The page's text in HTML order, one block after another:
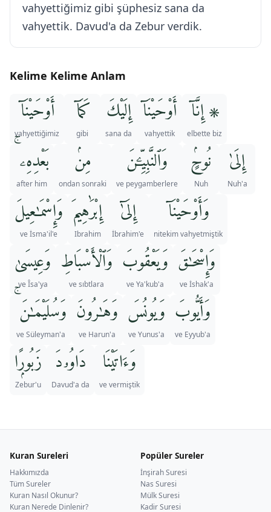
vahyettiğimiz gibi şüphesiz sana da
vahyettik. Davud'a da Zebur verdik.
Kelime Kelime Anlam
۞ إِنَّآ
elbette biz
أَوْحَيْنَآ
vahyettik
إِلَيْكَ
sana da
كَمَآ
gibi
أَوْحَيْنَآ
vahyettiğimiz
إِلَىٰ
Nuh'a
نُوحٍۢ
Nuh
وَٱلنَّبِيِّـۧنَ
ve peygamberlere
مِنۢ
ondan sonraki
بَعْدِهِۦ ۚ
after him
وَأَوْحَيْنَآ
nitekim vahyetmiştik
إِلَىٰٓ
İbrahim'e
إِبْرَٰهِيمَ
Ibrahim
وَإِسْمَـٰعِيلَ
ve İsma'il'e
وَإِسْحَـٰقَ
ve İshak'a
وَيَعْقُوبَ
ve Ya'kub'a
وَٱلْأَسْبَاطِ
ve sıbtlara
وَعِيسَىٰ
ve Îsa'ya
وَأَيُّوبَ
ve Eyyub'a
وَيُونُسَ
ve Yunus'a
وَهَـٰرُونَ
ve Harun'a
وَسُلَيْمَـٰنَ ۚ
ve Süleyman'a
وَءَاتَيْنَا
ve vermiştik
دَاوُۥدَ
Davud'a da
زَبُورًۭا
Zebur'u
Kuran Sureleri
Hakkımızda
Tüm Sureler
Kuran Nasıl Okunur?
Kuran Nerede Dinlenir?
Popüler Sureler
İnşirah Suresi
Nas Suresi
Mülk Suresi
Kadir Suresi